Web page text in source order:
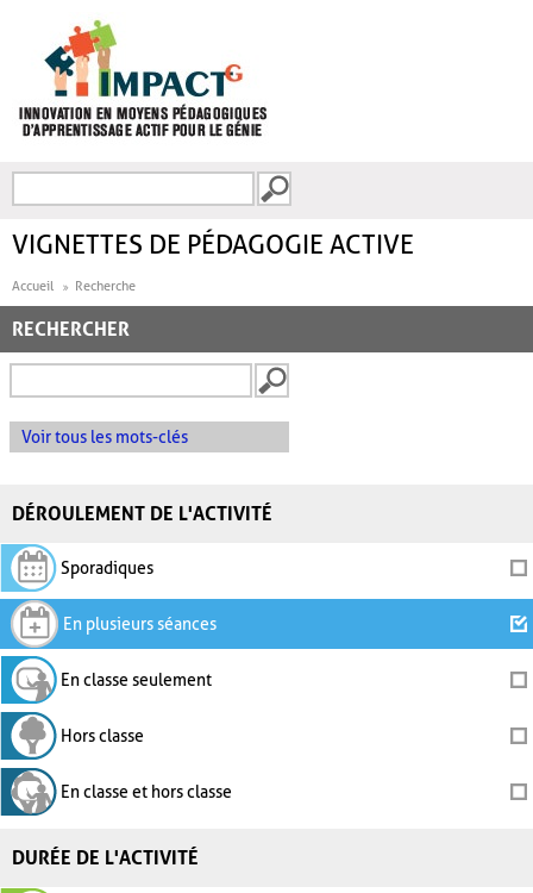
FORMULAIRE DE
VIGNETTES DE PÉDAGOGIE ACTIVE
Accueil Recherche
RECHERCHER
Voir tous les mots-clés
DÉROULEMENT DE L'ACTIVITÉ
Sporadiques
En plusieurs séances
En classe seulement
Hors classe
En classe et hors classe
DURÉE DE L'ACTIVITÉ